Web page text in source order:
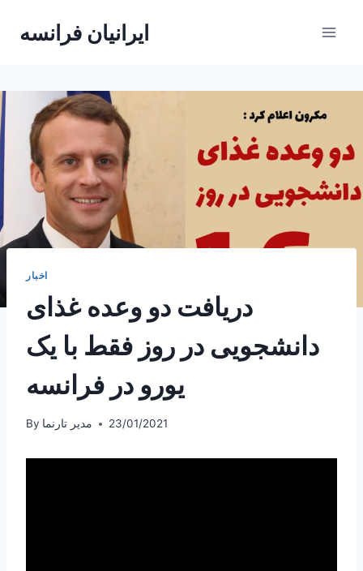
ایرانیان فرانسه
اخبار
دریافت دو وعده غذای
دانشجویی در روز فقط با یک
یورو در فرانسه
By مدیر تارنما 23/01/2021